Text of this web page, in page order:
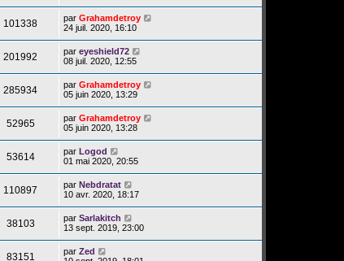
101338 par Grahamdetroy
24 juil. 2020, 16:10
201992 par eyeshield72
08 juil. 2020, 12:55
285934 par Grahamdetroy
05 juin 2020, 13:29
52965 par Grahamdetroy
05 juin 2020, 13:28
53614 par Logod
01 mai 2020, 20:55
110897 par Nebdratat
10 avr. 2020, 18:17
38103 par Sarlakitch
13 sept. 2019, 23:00
83151 par Zed